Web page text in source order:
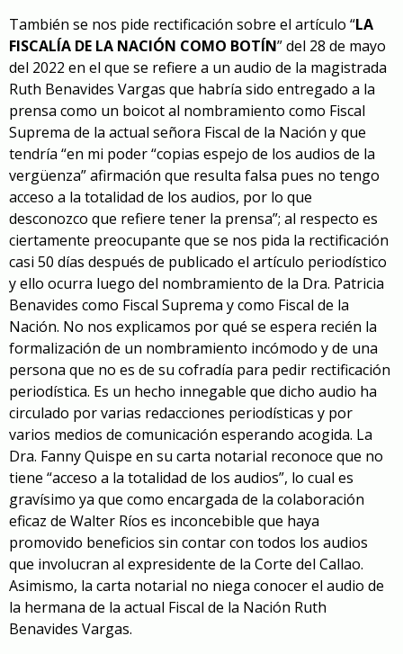
También se nos pide rectificación sobre el artículo “LA
FISCALÍA DE LA NACIÓN COMO BOTÍN” del 28 de mayo
del 2022 en el que se refiere a un audio de la magistrada
Ruth Benavides Vargas que habría sido entregado a la
prensa como un boicot al nombramiento como Fiscal
Suprema de la actual señora Fiscal de la Nación y que
tendría “en mi poder “copias espejo de los audios de la
vergüenza” afirmación que resulta falsa pues no tengo
acceso a la totalidad de los audios, por lo que
desconozco que refiere tener la prensa”; al respecto es
ciertamente preocupante que se nos pida la rectificación
casi 50 días después de publicado el artículo periodístico
y ello ocurra luego del nombramiento de la Dra. Patricia
Benavides como Fiscal Suprema y como Fiscal de la
Nación. No nos explicamos por qué se espera recién la
formalización de un nombramiento incómodo y de una
persona que no es de su cofradía para pedir rectificación
periodística. Es un hecho innegable que dicho audio ha
circulado por varias redacciones periodísticas y por
varios medios de comunicación esperando acogida. La
Dra. Fanny Quispe en su carta notarial reconoce que no
tiene “acceso a la totalidad de los audios”, lo cual es
gravísimo ya que como encargada de la colaboración
eficaz de Walter Ríos es inconcebible que haya
promovido beneficios sin contar con todos los audios
que involucran al expresidente de la Corte del Callao.
Asimismo, la carta notarial no niega conocer el audio de
la hermana de la actual Fiscal de la Nación Ruth
Benavides Vargas.